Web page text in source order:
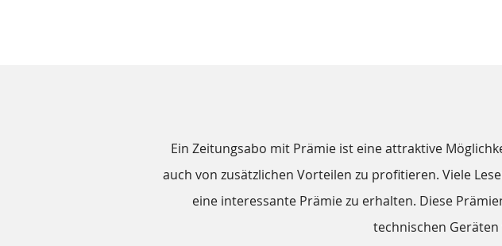
Zusätzliche
Informationen
Ein Zeitungsabo mit Prämie ist eine attraktive
auch von zusätzlichen Vorteilen zu profitieren. Viele
eine interessante Prämie zu erhalten. Diese
technischen Geräten